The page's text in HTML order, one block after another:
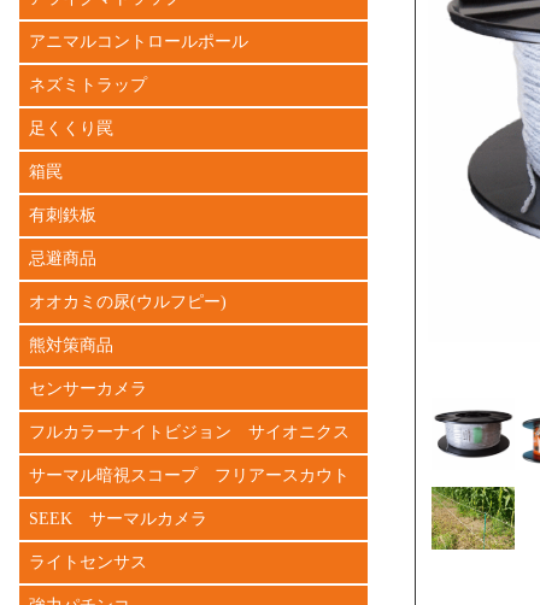
アニマルコントロールポール
ネズミトラップ
足くくり罠
箱罠
有刺鉄板
忌避商品
オオカミの尿(ウルフピー)
熊対策商品
センサーカメラ
フルカラーナイトビジョン サイオニクス
サーマル暗視スコープ フリアースカウト
SEEK サーマルカメラ
ライトセンサス